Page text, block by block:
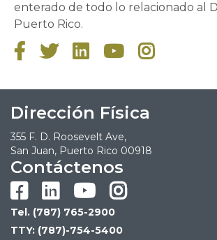
enterado de todo lo relacionado al
Puerto Rico.
    
Dirección Física
355 F. D. Roosevelt Ave,
San Juan, Puerto Rico 00918
Contáctenos

  
Tel. (787) 765-2900
TTY: (787)-754-5400